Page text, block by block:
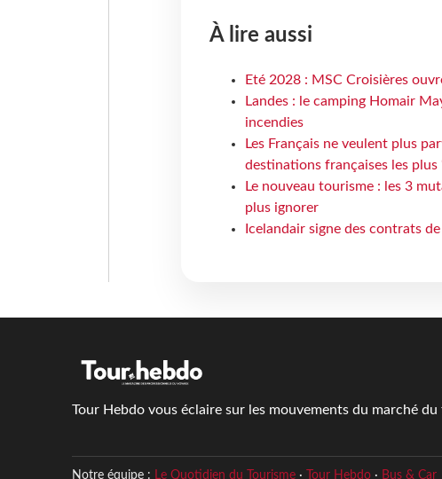
À lire aussi
Eté 2028 : MSC Croisières
Landes : le camping Homair
incendies
Les Français ne veulent plus
destinations françaises les plus
Le nouveau tourisme : les 3
plus ignorer
Icelandair signe des contrats
Tour Hebdo vous éclaire sur les mouvements du marché
Notre équipe : Le Quotidien du Tourisme· Tour Hebdo· Bus & Car